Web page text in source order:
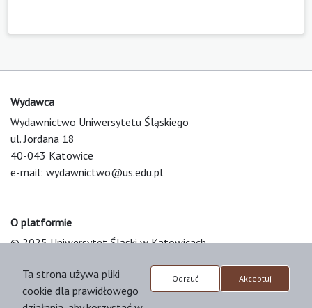
Wydawca
Wydawnictwo Uniwersytetu Śląskiego
ul. Jordana 18
40-043 Katowice
e-mail: wydawnictwo@us.edu.pl
O platformie
© 2025 Uniwersytet Śląski w Katowicach
Platform & Workflow by OJS/PKP
Ta strona używa pliki
cookie dla prawidłowego
Odrzuć Akceptuj